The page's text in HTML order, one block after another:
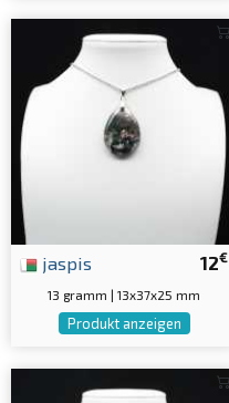
12€
jaspis
13 gramm | 13x37x25 mm
Produkt anzeigen